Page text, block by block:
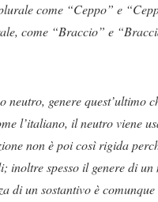
come “Ceppo” e
come “Braccio” e
genere quest’ultimo
l’italiano, il neutro viene
non è poi così rigida
spesso il genere di
di un sostantivo è